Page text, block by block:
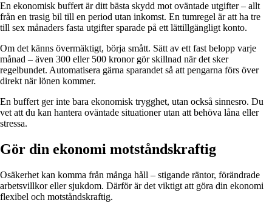
En ekonomisk buffert är ditt bästa skydd mot oväntade utgifter – allt
från en trasig bil till en period utan inkomst. En tumregel är att ha tre
till sex månaders fasta utgifter sparade på ett lättillgängligt konto.
Om det känns övermäktigt, börja smått. Sätt av ett fast belopp varje
månad – även 300 eller 500 kronor gör skillnad när det sker
regelbundet. Automatisera gärna sparandet så att pengarna förs över
direkt när lönen kommer.
En buffert ger inte bara ekonomisk trygghet, utan också sinnesro. Du
vet att du kan hantera oväntade situationer utan att behöva låna eller
stressa.
Gör din ekonomi motståndskraftig
Osäkerhet kan komma från många håll – stigande räntor, förändrade
arbetsvillkor eller sjukdom. Därför är det viktigt att göra din ekonomi
flexibel och motståndskraftig.